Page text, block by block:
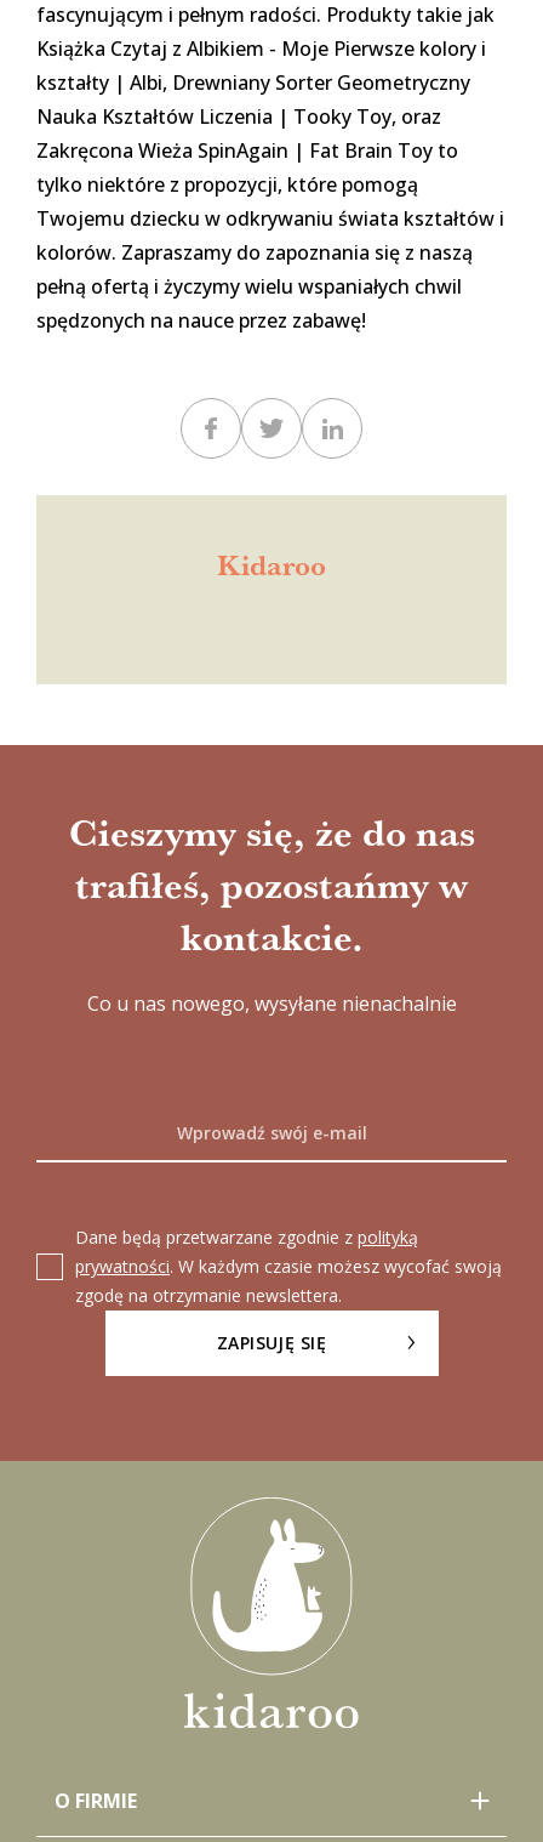
fascynującym i pełnym radości. Produkty takie jak
Książka Czytaj z Albikiem - Moje Pierwsze kolory i
kształty | Albi, Drewniany Sorter Geometryczny
Nauka Kształtów Liczenia | Tooky Toy, oraz
Zakręcona Wieża SpinAgain | Fat Brain Toy to
tylko niektóre z propozycji, które pomogą
Twojemu dziecku w odkrywaniu świata kształtów i
kolorów. Zapraszamy do zapoznania się z naszą
pełną ofertą i życzymy wielu wspaniałych chwil
spędzonych na nauce przez zabawę!
Kidaroo
Cieszymy się, że do nas
trafiłeś, pozostańmy w
kontakcie.
Co u nas nowego, wysyłane nienachalnie
Dane będą przetwarzane zgodnie z polityką
prywatności. W każdym czasie możesz wycofać swoją
zgodę na otrzymanie newslettera.
ZAPISUJĘ SIĘ
O FIRMIE